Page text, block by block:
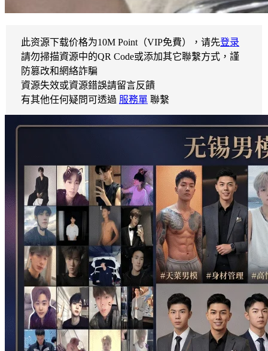
此资源下载价格为10M Point（VIP免費），请先登录
請勿掃描資源中的QR Code或添加其它聯繫方式，謹
防篡改和網絡詐騙
資源失效或資源錯誤請留言反饋
有其他任何疑問可透過 服務單 聯繫